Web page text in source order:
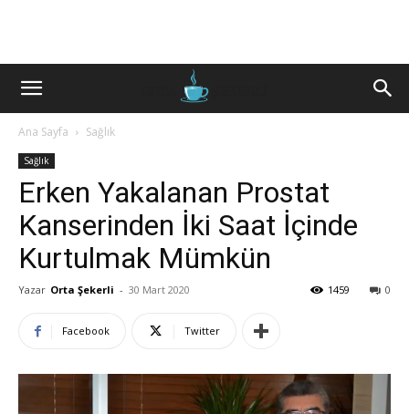
Ana Sayfa Sağlık
Sağlık
Erken Yakalanan Prostat
Kanserinden İki Saat İçinde
Kurtulmak Mümkün
Yazar Orta Şekerli - 30 Mart 2020 0
1459
Facebook Twitter